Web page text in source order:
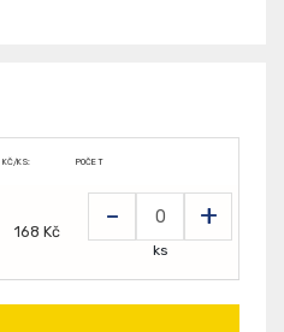
KČ/KS: POČET
168 Kč - +
ks